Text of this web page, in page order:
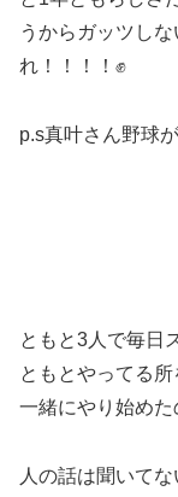
うからガッツし
れ！！！！✊
p.s真叶さん野球
ともと3人で毎日
ともとやってる
一緒にやり始めた
人の話は聞いて